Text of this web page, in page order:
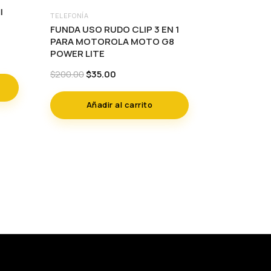
TELEFONÍA
FUNDA USO RUDO CLIP 3 EN 1
PARA MOTOROLA MOTO G8
POWER LITE
$200.00Original
$200.00.
$35.00
$35.00.
Añadir al carrito